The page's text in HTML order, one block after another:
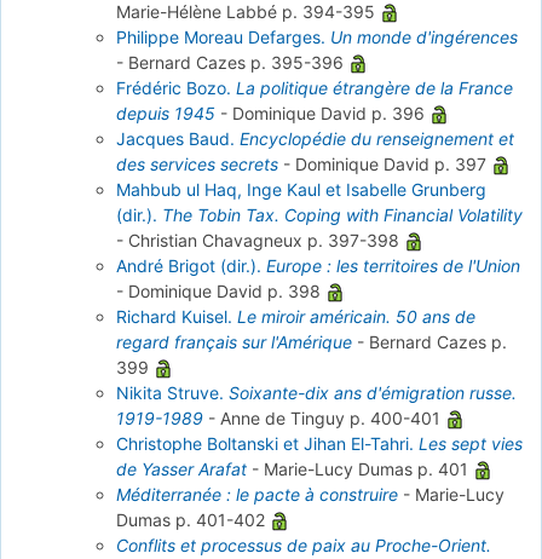
Marie-Hélène Labbé p. 394-395
Philippe Moreau Defarges. Un monde d'ingérences
- Bernard Cazes p. 395-396
Frédéric Bozo. La politique étrangère de la France
depuis 1945 - Dominique David p. 396
Jacques Baud. Encyclopédie du renseignement et
des services secrets - Dominique David p. 397
Mahbub ul Haq, Inge Kaul et Isabelle Grunberg
(dir.). The Tobin Tax. Coping with Financial Volatility
- Christian Chavagneux p. 397-398
André Brigot (dir.). Europe : les territoires de l'Union
- Dominique David p. 398
Richard Kuisel. Le miroir américain. 50 ans de
regard français sur l'Amérique - Bernard Cazes p.
399
Nikita Struve. Soixante-dix ans d'émigration russe.
1919-1989 - Anne de Tinguy p. 400-401
Christophe Boltanski et Jihan El-Tahri. Les sept vies
de Yasser Arafat - Marie-Lucy Dumas p. 401
Méditerranée : le pacte à construire - Marie-Lucy
Dumas p. 401-402
Conflits et processus de paix au Proche-Orient.